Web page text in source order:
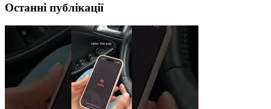
Останні публікації